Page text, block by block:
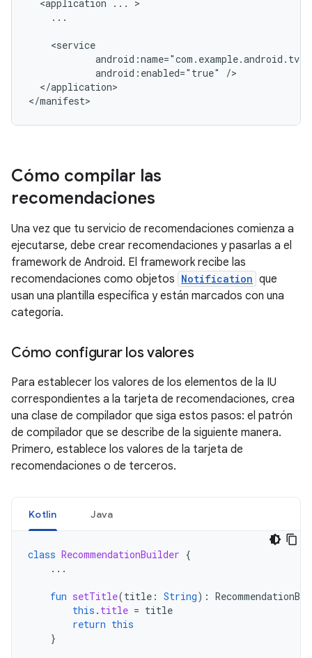
<application ...
...
android:enabled="true"
</application>
</manifest>
Cómo compilar las
recomendaciones
Una vez que tu servicio de recomendaciones comienza a
ejecutarse, debe crear recomendaciones y pasarlas a el
framework de Android. El framework recibe las
recomendaciones como objetos Notification que
usan una plantilla específica y están marcados con una
categoría.
Cómo configurar los valores
Para establecer los valores de los elementos de la IU
correspondientes a la tarjeta de recomendaciones, crea
una clase de compilador que siga estos pasos: el patrón
de compilador que se describe de la siguiente manera.
Primero, establece los valores de la tarjeta de
recomendaciones o de terceros.
Kotlin Java
class RecommendationBuilder {
...
fun setTitle(title : String):
this . title = title
return this
}